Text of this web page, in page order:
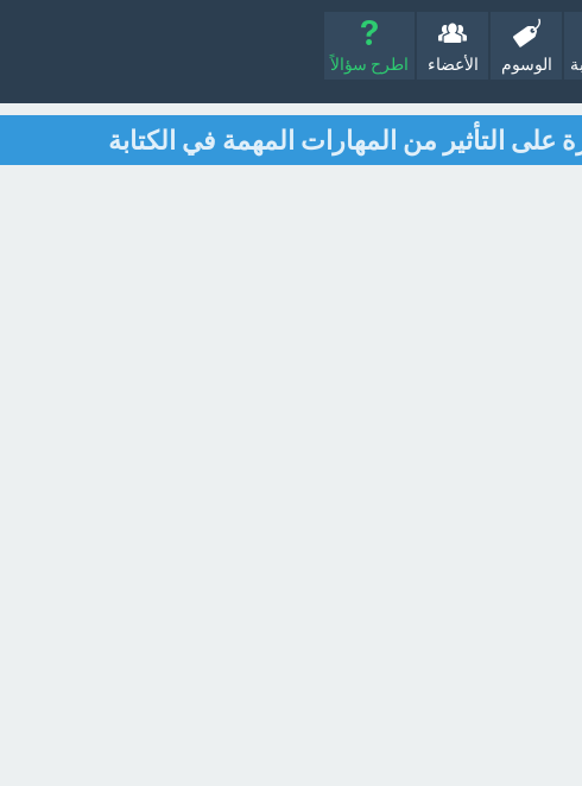
الوسوم الأعضاء اطرح سؤالاً
على التأثير من المهارات المهمة في الكتابة